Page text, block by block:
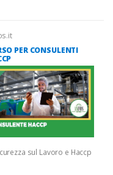
PER CONSULENTI
sul Lavoro e Haccp